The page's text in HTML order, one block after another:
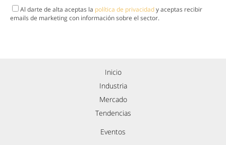
Al darte de alta aceptas la política de privacidady aceptas recibir
emails de marketing con información sobre el sector.
Inicio
Industria
Mercado
Tendencias
Eventos